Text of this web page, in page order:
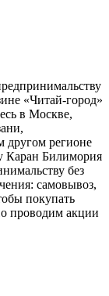
«Читай-город»
в Москве,
другом регионе
Каран Билимория
без
самовывоз,
покупать
проводим акции